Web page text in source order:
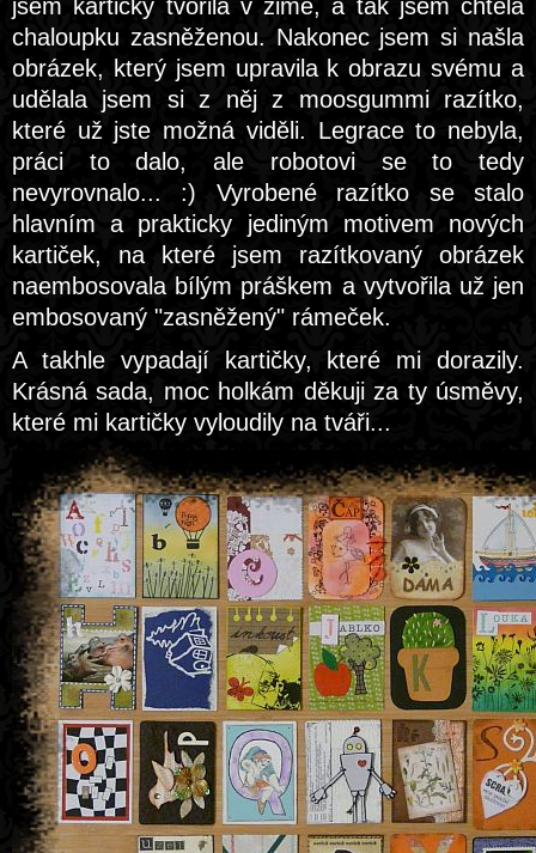
jsem kartičky tvořila v zimě, a tak jsem chtěla
chaloupku zasněženou. Nakonec jsem si našla
obrázek, který jsem upravila k obrazu svému a
udělala jsem si z něj z moosgummi razítko,
které už jste možná viděli. Legrace to nebyla,
práci to dalo, ale robotovi se to tedy
nevyrovnalo... :) Vyrobené razítko se stalo
hlavním a prakticky jediným motivem nových
kartiček, na které jsem razítkovaný obrázek
naembosovala bílým práškem a vytvořila už jen
embosovaný "zasněžený" rámeček.
A takhle vypadají kartičky, které mi dorazily.
Krásná sada, moc holkám děkuji za ty úsměvy,
které mi kartičky vyloudily na tváři...